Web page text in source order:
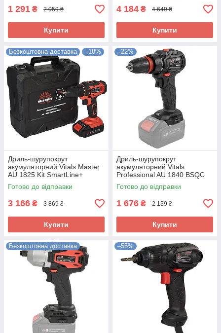
1 291 ₴ 2 059 ₴
Купити
4 184 ₴ 4 649 ₴
Купити
Безкоштовна доставка –18%
Дриль-шурупокрут
акумуляторний Vitals Master
AU 1825 Kit SmartLine+
Готово до відправки
3 166 ₴ 3 869 ₴
Купити
–22%
Дриль-шурупокрут
акумуляторний Vitals
Professional AU 1840 BSQC
SmartLine+
Готово до відправки
1 676 ₴ 2 139 ₴
Купити
Безкоштовна доставка –55%